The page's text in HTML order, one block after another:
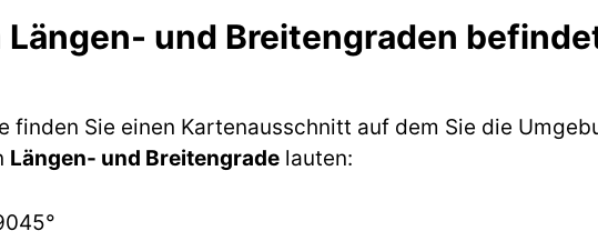
und Breitengraden
finden Sie einen Kartenausschnitt auf dem Sie die
Längen- und Breitengrade lauten: